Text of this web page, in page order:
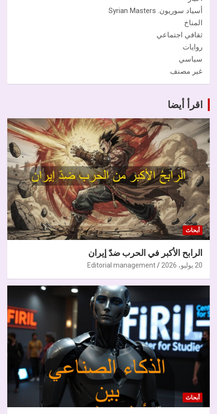
أسياد سوريون. Syrian Masters
المناخ
ثقافي اجتماعي
روايات
سياسي
غير مصنف
اقرأ أيضا
أبحاث
الرابح الأكبر في الحرب ضدّ إيران
20 يوليو، 2026 Editorial management
أبحاث